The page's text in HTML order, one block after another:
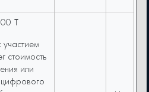
₸
участием
стоимость
или